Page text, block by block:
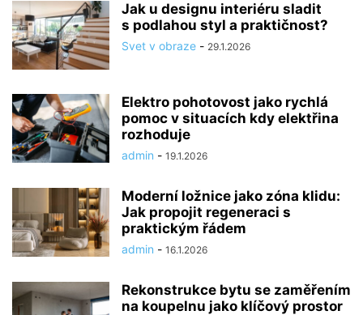
Jak u designu interiéru sladit
s podlahou styl a praktičnost?
Svet v obraze - 29.1.2026
Elektro pohotovost jako rychlá
pomoc v situacích kdy elektřina
rozhoduje
admin - 19.1.2026
Moderní ložnice jako zóna klidu:
Jak propojit regeneraci s
praktickým řádem
admin - 16.1.2026
Rekonstrukce bytu se zaměřením
na koupelnu jako klíčový prostor